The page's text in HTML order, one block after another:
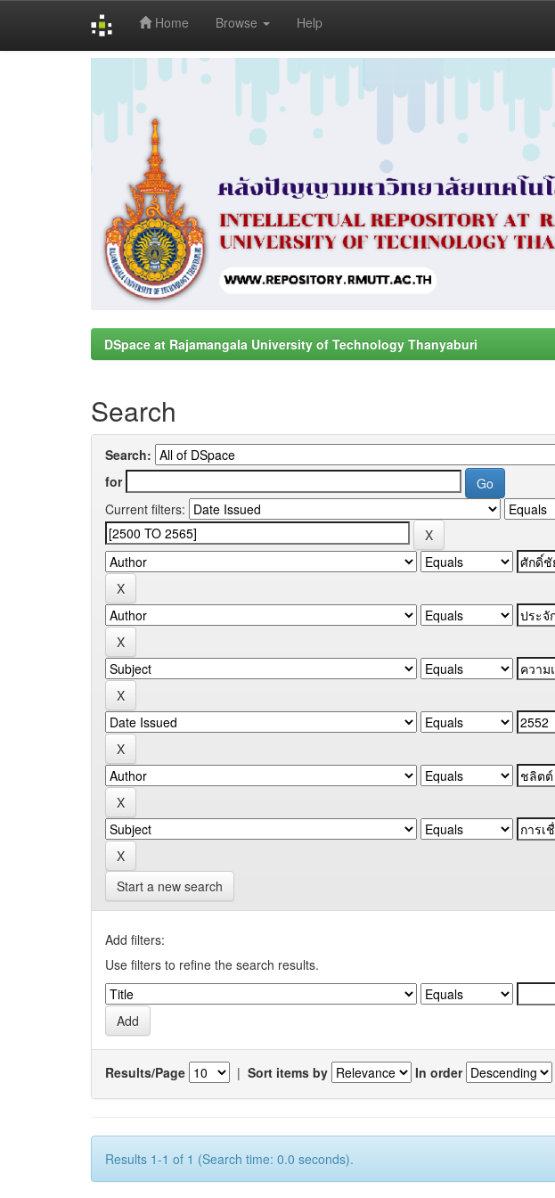
Home Browse Help
DSpace at Rajamangala University of Technology Thanyaburi
Search
Search:
for
Current filters:
Start a new search
Add filters:
Use filters to refine the search results.
Results/Page | Sort items by In order
Results 1-1 of 1 (Search time: 0.0 seconds).